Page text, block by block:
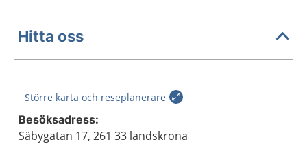
Hitta oss
Större karta och reseplanerare
Besöksadress:
Säbygatan 17, 261 33 landskrona